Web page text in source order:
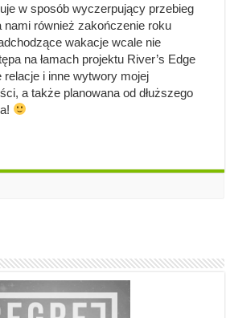
w sposób wyczerpujący przebieg
nami również zakończenie roku
wakacje wcale nie
na łamach projektu River’s Edge
i inne wytwory mojej
a także planowana od dłuższego